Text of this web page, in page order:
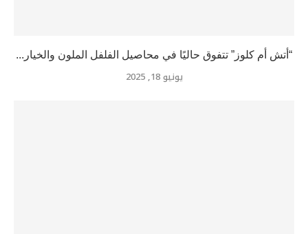
“أتش أم كلوز” تتفوق حاليًا في محاصيل الفلفل الملون والخيار...
يونيو 18, 2025